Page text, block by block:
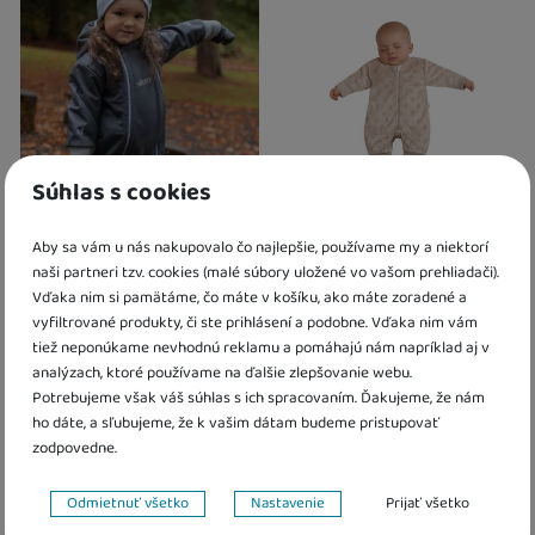
Súhlas s cookies
Aby sa vám u nás nakupovalo čo najlepšie, používame my a niektorí
naši partneri tzv. cookies (malé súbory uložené vo vašom prehliadači).
Vďaka nim si pamätáme, čo máte v košíku, ako máte zoradené a
vyfiltrované produkty, či ste prihlásení a podobne. Vďaka nim vám
tiež neponúkame nevhodnú reklamu a pomáhajú nám napríklad aj v
analýzach, ktoré používame na ďalšie zlepšovanie webu.
Potrebujeme však váš súhlas s ich spracovaním. Ďakujeme, že nám
ho dáte, a sľubujeme, že k vašim dátam budeme pristupovať
zodpovedne.
Nastavenie súhlasov s kategóriami cookies
Odmietnuť všetko Nastavenie Prijať všetko
4 a více ks:Osobný odber vo výdajnom mieste
14. 8.
U Vás doma17. 8.
18. 8.
Rastúca zimná softshellová
kombinéza Lamb Grey Esito
74,10€
od 69,00€
Skladom
Kdy zboží dostanete?
skladem 1 ks:Osobný odber vo výdajnom mieste
2 a více ks:Osobný odber vo výdajnom mieste
U Vás doma17. 8.
Zimná kombinéza minky
Béžová Baby Service
18,70€
14,50€
11,60€s kódemMINUS20
Skladom
skladem 1 ks
U Vás doma
12. 8.
Osobný odber vo
Darček zadarmo
Darček zadarmo